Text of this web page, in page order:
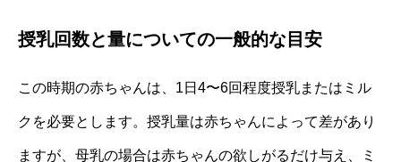
授乳回数と量についての一般的な目安
この時期の赤ちゃんは、1日4〜6回程度授乳またはミル
クを必要とします。授乳量は赤ちゃんによって差があり
ますが、母乳の場合は赤ちゃんの欲しがるだけ与え、ミ